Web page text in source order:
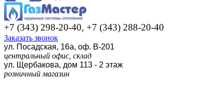
+7 (343) 298-20-40, +7 (343) 288-20-40
Заказать звонок
ул. Посадская, 16а, оф. В-201
центральный офис, склад
ул. Щербакова, дом 113 - 2 этаж
розничный магазин